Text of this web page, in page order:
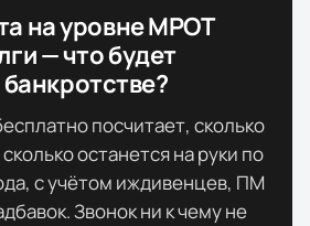
на уровне МРОТ
— что будет
посчитает, сколько
останется на руки по
с учётом иждивенцев, ПМ
Звонок ни к чему не